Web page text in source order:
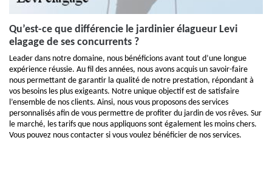
Qu’est-ce que différencie le jardinier élagueur Levi
elagage de ses concurrents ?
Leader dans notre domaine, nous bénéficions avant tout d’une longue
expérience réussie. Au fil des années, nous avons acquis un savoir-faire
nous permettant de garantir la qualité de notre prestation, répondant à
vos besoins les plus exigeants. Notre unique objectif est de satisfaire
l’ensemble de nos clients. Ainsi, nous vous proposons des services
personnalisés afin de vous permettre de profiter du jardin de vos rêves. Sur
le marché, les tarifs que nous appliquons sont également les moins chers.
Vous pouvez nous contacter si vous voulez bénéficier de nos services.